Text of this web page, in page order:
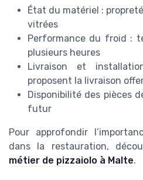
État du matériel :
vitrées
Performance du froid :
plusieurs heures
Livraison et
proposent la livraison
Disponibilité des pièces
futur
Pour approfondir
dans la restauration,
métier de pizzaiolo à Malte.